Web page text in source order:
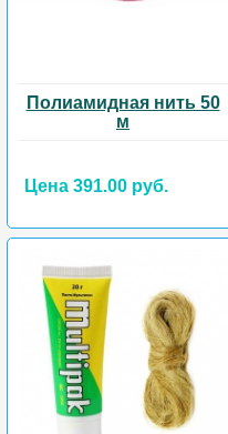
Полиамидная нить 50
м
Цена 391.00 руб.